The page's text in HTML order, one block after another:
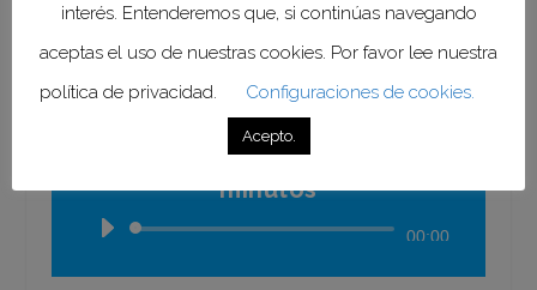
Enfermedad Lateral
Amiotrófica (ELA) | 22 de
junio de 2026 | Duración: 30
minutos
Reproductor
de
00:00
interés. Entenderemos que, si continúas navegando
aceptas el uso de nuestras cookies. Por favor lee nuestra
política de privacidad.
Configuraciones de cookies.
Acepto.